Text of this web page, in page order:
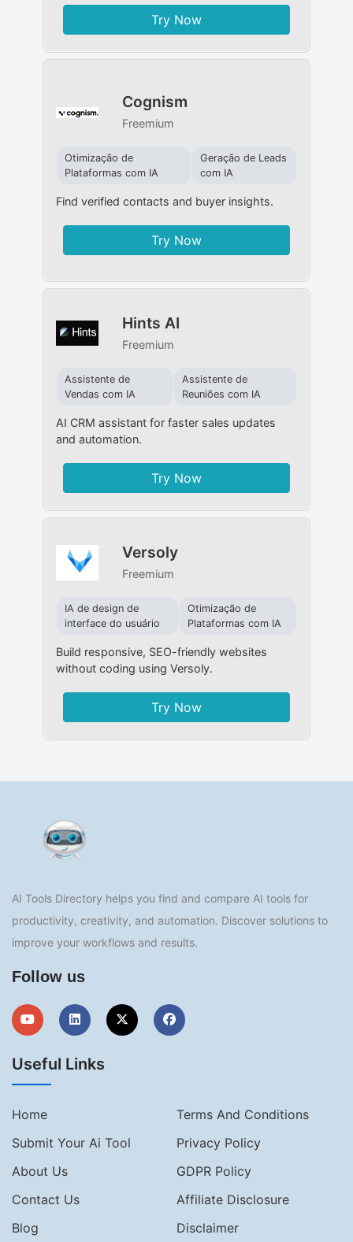
Try Now
Cognism
Freemium
Otimização de
Plataformas com IA
Geração de Leads
com IA
Find verified contacts and buyer insights.
Try Now
Hints AI
Freemium
Assistente de
Vendas com IA
Assistente de
Reuniões com IA
AI CRM assistant for faster sales updates
and automation.
Try Now
Versoly
Freemium
IA de design de
interface do usuário
Otimização de
Plataformas com IA
Build responsive, SEO-friendly websites
without coding using Versoly.
Try Now
AI Tools Directory helps you find and compare AI tools for
productivity, creativity, and automation. Discover solutions to
improve your workflows and results.
Follow us
Useful Links
Home
Terms And Conditions
Submit Your Ai Tool
Privacy Policy
About Us
GDPR Policy
Contact Us
Affiliate Disclosure
Blog
Disclaimer